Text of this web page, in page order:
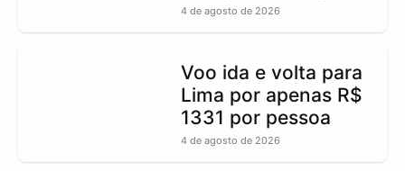
4 de agosto de 2026
Voo ida e volta para
Lima por apenas R$
1331 por pessoa
4 de agosto de 2026